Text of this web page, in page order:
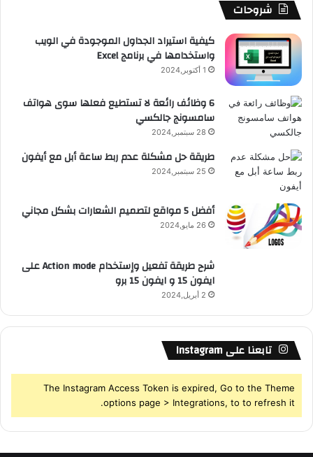
شروحات
كيفية استيراد الجداول الموجودة في الويب
واستخدامها في برنامج Excel
1 أكتوبر,2024
6 وظائف رائعة لا تستطيع فعلها سوى هواتف
سامسونج جالكسي
28 سبتمبر,2024
طريقة حل مشكلة عدم ربط ساعة أبل مع أيفون
25 سبتمبر,2024
أفضل 5 مواقع لتصميم الشعارات بشكل مجاني
26 مايو,2024
شرح طريقة تفعيل وإستخدام Action mode على
ايفون 15 و ايفون 15 برو
2 أبريل,2024
تابعنا على Instagram
The Instagram Access Token is expired, Go to the Theme
options page > Integrations, to to refresh it.